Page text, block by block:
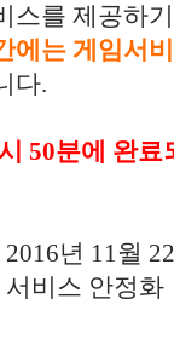
스를 제공하
에는 게임서
다.
50분에 완료
년 11월
비스 안정화